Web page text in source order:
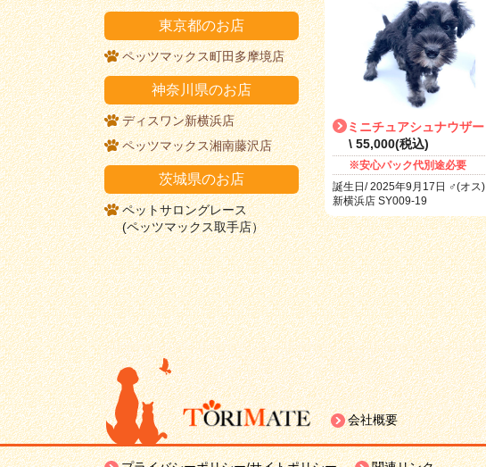
東京都のお店
ペッツマックス町田多摩境店
神奈川県のお店
ディスワン新横浜店
ペッツマックス湘南藤沢店
茨城県のお店
ペットサロングレース
(ペッツマックス取手店）
ミニチュアシュナウザー
\ 55,000(税込)
※安心パック代別途必要
誕生日/ 2025年9月17日 ♂(オス)
新横浜店 SY009-19
会社概要